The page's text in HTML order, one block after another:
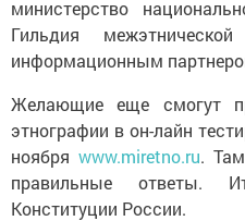
министерство
Гильдия
информационным
Желающие еще смогут
этнографии в он-лайн
ноябряwww.miretno.ru.
правильные ответы.
Конституции России.